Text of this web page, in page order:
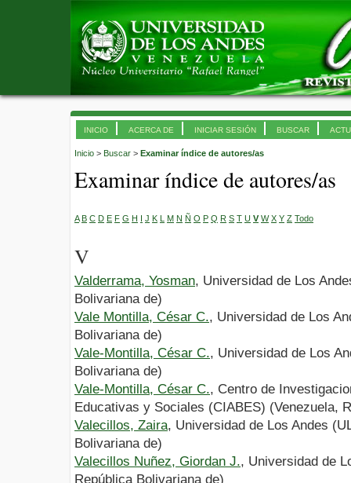
INICIO ACERCA DE INICIAR SESIÓN BUSCAR
Inicio > Buscar > Examinar índice de autores/as
Examinar índice de autores/as
A B C D E F G H I J K L M N Ñ O P Q R S T U V W X Y Z Todo
V
Valderrama, Yosman, Universidad de Los
Bolivariana de)
Vale Montilla, César C., Universidad de Los
Bolivariana de)
Vale-Montilla, César C., Universidad de Los
Bolivariana de)
Vale-Montilla, César C., Centro de
Educativas y Sociales (CIABES) (Venezuela,
Valecillos, Zaira, Universidad de Los Andes
Bolivariana de)
Valecillos Nuñez, Giordan J., Universidad de
República Bolivariana de)